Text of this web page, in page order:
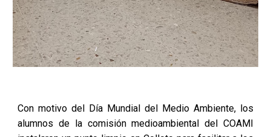
Con motivo del Día Mundial del Medio Ambiente, los
alumnos de la comisión medioambiental del COAMI